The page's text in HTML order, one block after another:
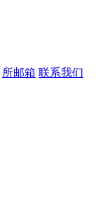
所邮箱 联系我们